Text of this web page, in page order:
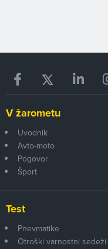
V žarometu
Uvodnik
Avto-moto
Pogovor
Šport
Test
Pnevmatike
Otroški varnostni sedeži